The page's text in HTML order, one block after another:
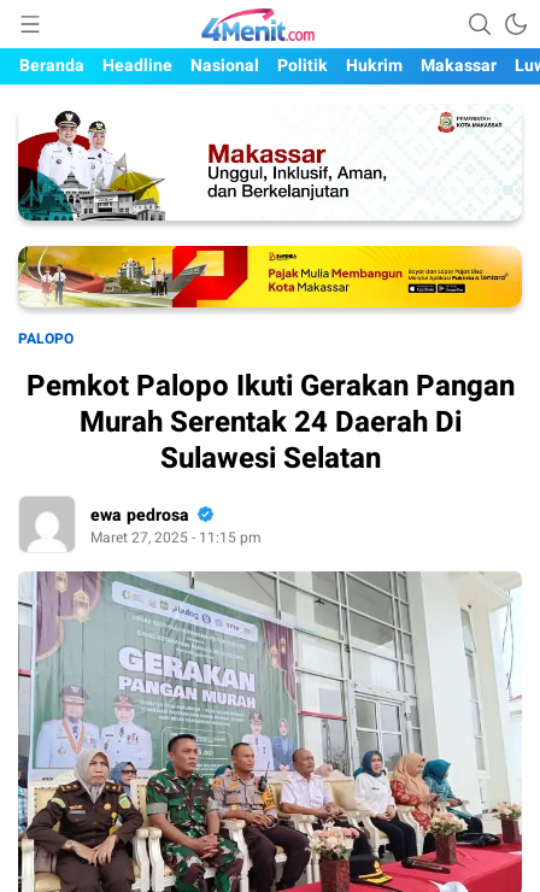
4menit.com
Mengungkap Kisah, Setiap Hari
Beranda
Headline Nasional Politik Hukrim Makassar
PALOPO
Pemkot Palopo Ikuti Gerakan Pangan
Murah Serentak 24 Daerah Di
Sulawesi Selatan
ewa pedrosa
Maret 27, 2025 - 11:15 pm